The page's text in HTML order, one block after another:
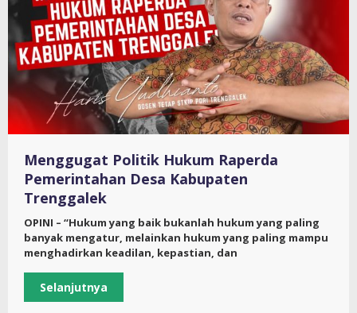
Menggugat Politik Hukum Raperda
Pemerintahan Desa Kabupaten
Trenggalek
OPINI – “Hukum yang baik bukanlah hukum yang paling
banyak mengatur, melainkan hukum yang paling mampu
menghadirkan keadilan, kepastian, dan
Selanjutnya